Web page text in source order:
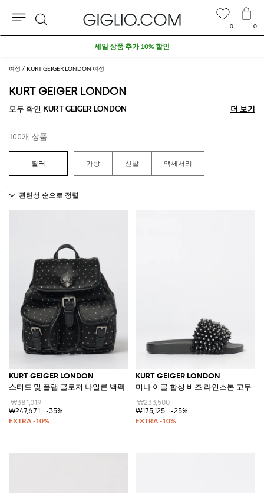
여성 KURT GEIGER LONDON 여성
KURT GEIGER LONDON
모두 확인 KURT GEIGER LONDON 더 보기
더 보기
100개 상품
가방 신발 액세서리
KURT GEIGER LONDON
스터드 및 플랩 클로저 나일론 백팩
₩381,019
₩247,671
-35%
KURT GEIGER LONDON
미나 이글 합성 비즈 라인스톤 고무 슬
₩233,500
₩175,125
-25%
0 0
검
세일 상품 추가 10% 할인